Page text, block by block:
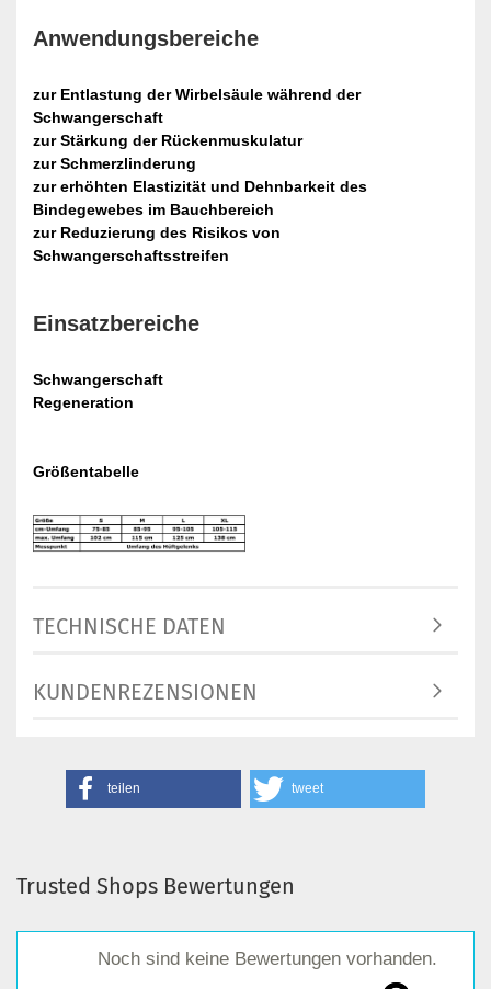
Anwendungsbereiche
zur Entlastung der Wirbelsäule während der
Schwangerschaft
zur Stärkung der Rückenmuskulatur
zur Schmerzlinderung
zur erhöhten Elastizität und Dehnbarkeit des
Bindegewebes im Bauchbereich
zur Reduzierung des Risikos von
Schwangerschaftsstreifen
Einsatzbereiche
Schwangerschaft
Regeneration
Größentabelle
TECHNISCHE DATEN
KUNDENREZENSIONEN
teilen tweet
Trusted Shops Bewertungen
Noch sind keine Bewertungen vorhanden.